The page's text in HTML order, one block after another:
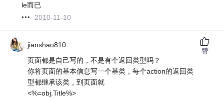
le而已
2010-11-10
jianshao810
页面都是自己写的，不是有个返回类型吗？
你将页面的基本信息写一个基类，每个action的返回类
型都继承该类，到页面就
<%=obj.Title%>
赞